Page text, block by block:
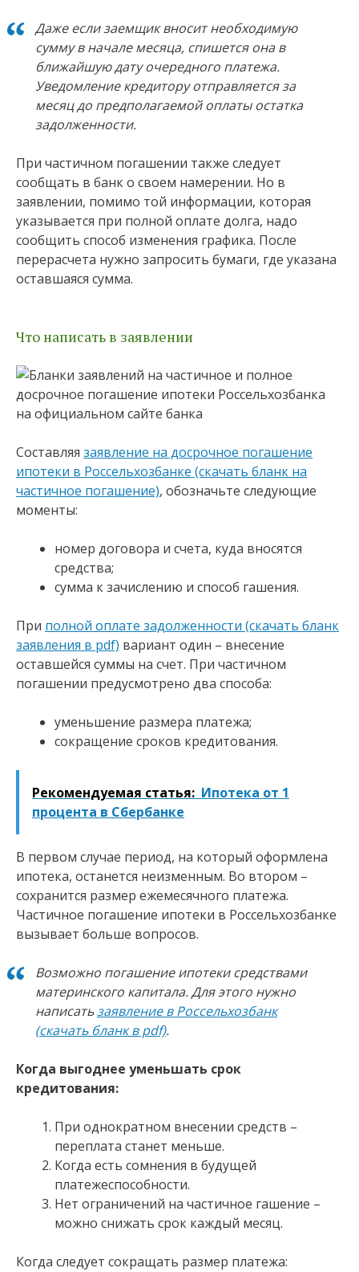
Даже если заемщик вносит необходимую
сумму в начале месяца, спишется она в
ближайшую дату очередного платежа.
Уведомление кредитору отправляется за
месяц до предполагаемой оплаты остатка
задолженности.
При частичном погашении также следует
сообщать в банк о своем намерении. Но в
заявлении, помимо той информации, которая
указывается при полной оплате долга, надо
сообщить способ изменения графика. После
перерасчета нужно запросить бумаги, где указана
оставшаяся сумма.
Что написать в заявлении
Составляя заявление на досрочное погашение
ипотеки в Россельхозбанке (скачать бланк на
частичное погашение), обозначьте следующие
моменты:
номер договора и счета, куда вносятся
средства;
сумма к зачислению и способ гашения.
При полной оплате задолженности (скачать бланк
заявления в pdf) вариант один – внесение
оставшейся суммы на счет. При частичном
погашении предусмотрено два способа:
уменьшение размера платежа;
сокращение сроков кредитования.
Рекомендуемая статья: Ипотека от 1
процента в Сбербанке
В первом случае период, на который оформлена
ипотека, останется неизменным. Во втором –
сохранится размер ежемесячного платежа.
Частичное погашение ипотеки в Россельхозбанке
вызывает больше вопросов.
Возможно погашение ипотеки средствами
материнского капитала. Для этого нужно
написатьзаявление в Россельхозбанк
(скачать бланк в pdf).
Когда выгоднее уменьшать срок
кредитования:
При однократном внесении средств –
переплата станет меньше.
Когда есть сомнения в будущей
платежеспособности.
Нет ограничений на частичное гашение –
можно снижать срок каждый месяц.
Когда следует сокращать размер платежа: